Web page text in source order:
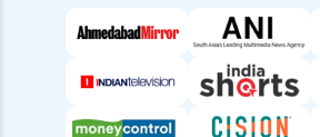
health insurance cancellation
health insurance chennai
health insurance claim process
health insurance claim